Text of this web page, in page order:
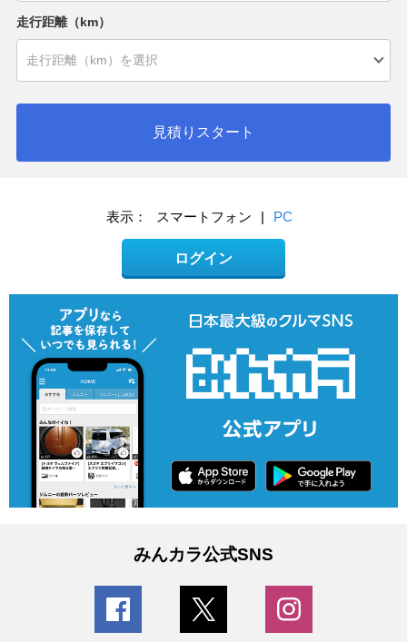
走行距離（km）
見積りスタート
表示： スマートフォン | PC
ログイン
みんカラ公式SNS